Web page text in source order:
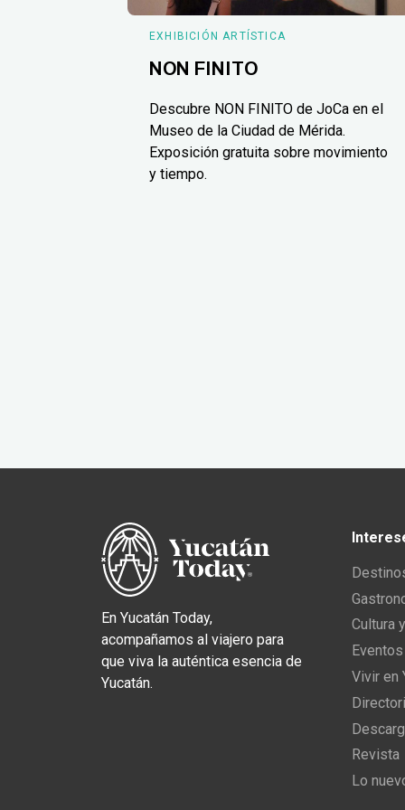
EXHIBICIÓN ARTÍSTICA
NON FINITO
Descubre NON FINITO de JoCa en el
Museo de la Ciudad de Mérida.
Exposición gratuita sobre movimiento
y tiempo.
En Yucatán Today,
acompañamos al viajero para
que viva la auténtica esencia de
Yucatán.
Cultura
Vivir en
Revista
Lo